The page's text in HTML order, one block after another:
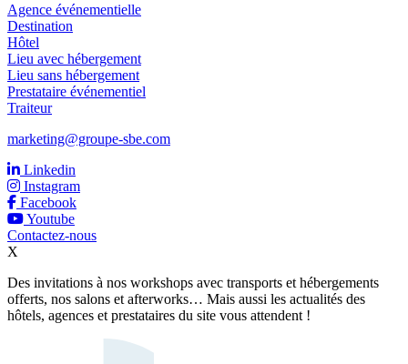
Agence événementielle
Destination
Hôtel
Lieu avec hébergement
Lieu sans hébergement
Prestataire événementiel
Traiteur
marketing@groupe-sbe.com
Linkedin
Instagram
Facebook
Youtube
Contactez-nous
X
Des invitations à nos workshops avec transports et hébergements
offerts, nos salons et afterworks… Mais aussi les actualités des
hôtels, agences et prestataires du site vous attendent !